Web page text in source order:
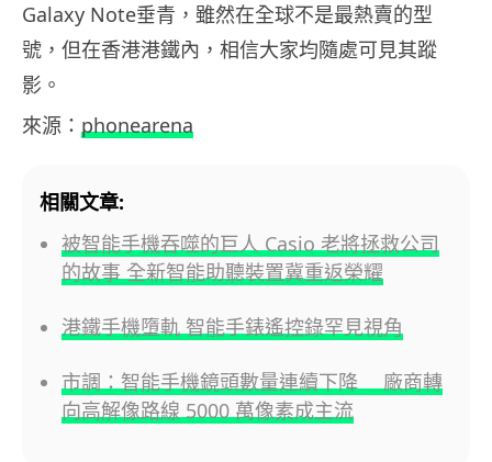
Galaxy Note垂青，雖然在全球不是最熱賣的型
號，但在香港港鐵內，相信大家均隨處可見其蹤
影。
來源： phonearena
相關文章:
被智能手機吞噬的巨人 Casio 老將拯救公司
的故事 全新智能助聽裝置冀重返榮耀
港鐵手機墮軌 智能手錶遙控錄罕見視角
市調：智能手機鏡頭數量連續下降 廠商轉
向高解像路線 5000 萬像素成主流